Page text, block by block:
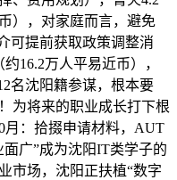
），对家庭而言，避免
可提前获取政策调整消
16.2万人平易近币），
名沈阳籍参谋，根本要
为将来的职业成长打下根
月：拾掇申请材料，AUT
广”成为沈阳IT类学子的
市场，沈阳正扶植“数字